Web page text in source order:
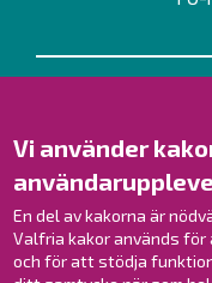
Vi använder
En del av kakorna är
Valfria kakor används
och för att stödja